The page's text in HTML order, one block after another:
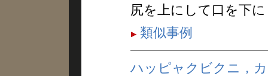
尻を上にして口を下
類似事例
ハッピャクビクニ，